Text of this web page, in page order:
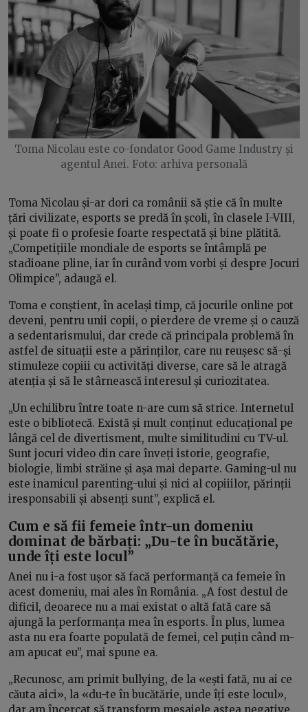
Toma Nicolau este co-fondator Good Game Industry și
agentul Anei. Foto: arhiva personală
Toma Nicolau și-ar dori ca românii să știe că în multe
țări civilizate, esports se predă în școli, în clasele I-VIII,
și poate fi o profesie foarte respectată și bine plătită.
„Competițiile mondiale de esports se întâmplă pe
stadioane pline, iar în curând vom vorbi și despre Jocuri
Olimpice”, adaugă el.
Toma e conștient, în același timp, că jocurile online pot
deveni, pentru unii copii, o pierdere de vreme și o cauză
a sedentarismului, dar crede că principala problemă în
astfel de situații este a părinților, care nu reușesc să-și
stimuleze copiii cu activități diverse, care să le atragă
atenția și să le stârnească interesul și curiozitatea.
„Un echilibru între toate n-are cum să strice. Internetul
este o bibliotecă. Există și mult conținut educațional pe
lângă cel de divertisment, multe similitudini cu TV-ul.
Sunt jocuri video din care înveți istorie, geografie,
biologie, limbi străine și așa mai departe. Gaming-ul nu
este inamicul parenting-ului și nici al copiiilor, părinții
iresponsabili și absenți sunt”, explică el.
Cum e să fii femeie într-un domeniu
dominat de bărbați: „Du-te în bucătărie,
unde îți este locul”
Anei nu i-a fost ușor să facă performanță ca femeie în
acest domeniu, mai ales în România. „A fost destul de
dificil, deoarece nu a mai existat o altă fată care să
ajungă la performanța mea în esports. În plus, lumea
asta nu era foarte populată de femei, cel puțin când m-
am apucat eu”, mai spune ea.
„Recunosc, am primit bullying, de la «ești fată, nu ai ce
căuta aici», la «du-te în bucătărie, unde îți este locul»,